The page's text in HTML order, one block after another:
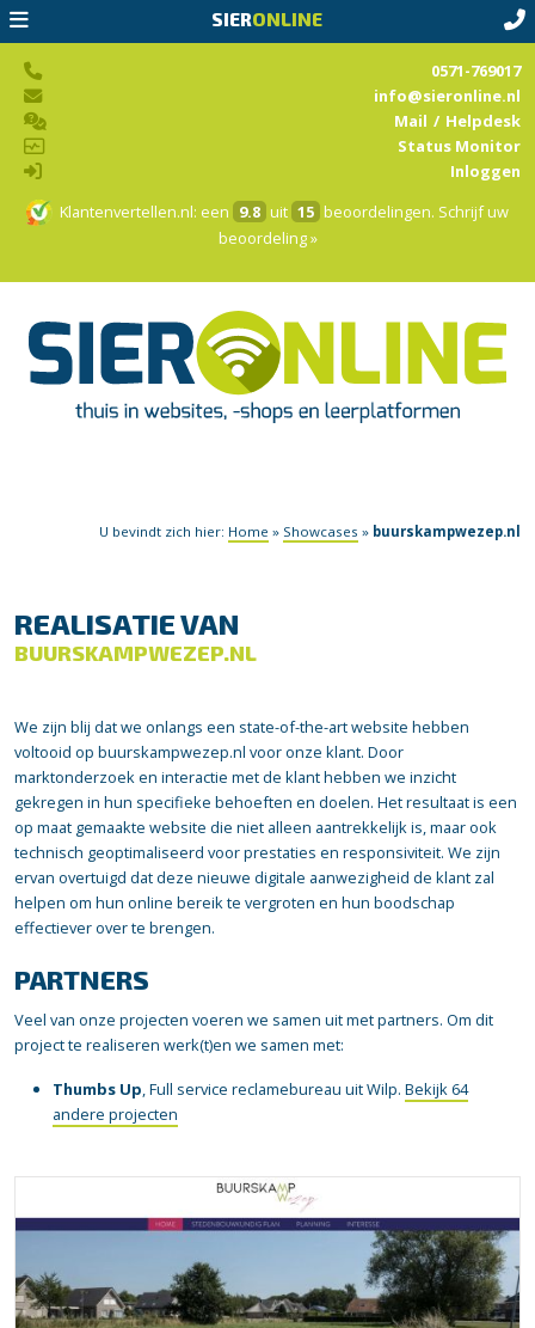
SIERONLINE
Klantenvertellen.nl: een 9.8 uit 15 beoordelingen. Schrijf uw
beoordeling »
0571-769017
info@sieronline.nl
Mail / Helpdesk
Status Monitor
Inloggen
U bevindt zich hier: Home » Showcases » buurskampwezep.nl
REALISATIE VAN
BUURSKAMPWEZEP.NL
We zijn blij dat we onlangs een state-of-the-art website hebben
voltooid op buurskampwezep.nl voor onze klant. Door
marktonderzoek en interactie met de klant hebben we inzicht
gekregen in hun specifieke behoeften en doelen. Het resultaat is een
op maat gemaakte website die niet alleen aantrekkelijk is, maar ook
technisch geoptimaliseerd voor prestaties en responsiviteit. We zijn
ervan overtuigd dat deze nieuwe digitale aanwezigheid de klant zal
helpen om hun online bereik te vergroten en hun boodschap
effectiever over te brengen.
PARTNERS
Veel van onze projecten voeren we samen uit met partners. Om dit
project te realiseren werk(t)en we samen met:
Thumbs Up, Full service reclamebureau uit Wilp. Bekijk 64
andere projecten